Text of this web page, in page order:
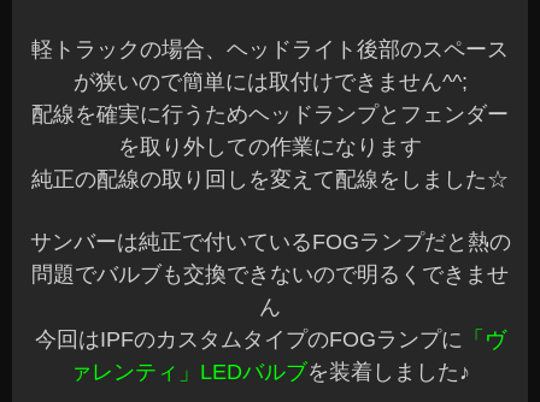
軽トラックの場合、ヘッドライト後部のスペース
が狭いので簡単には取付けできません^^;
配線を確実に行うためヘッドランプとフェンダー
を取り外しての作業になります
純正の配線の取り回しを変えて配線をしました☆
サンバーは純正で付いているFOGランプだと熱の
問題でバルブも交換できないので明るくできませ
ん
今回はIPFのカスタムタイプのFOGランプに 「ヴ
ァレンティ」LEDバルブを装着しました♪